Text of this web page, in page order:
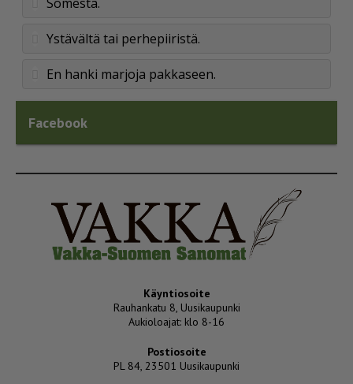
Ystävältä tai perhepiiristä.
En hanki marjoja pakkaseen.
Facebook
Käyntiosoite
Rauhankatu 8, Uusikaupunki
Aukioloajat: klo 8-16
Postiosoite
PL 84, 23501 Uusikaupunki